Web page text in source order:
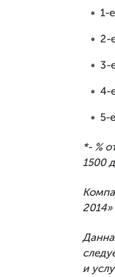
1-
2-
3-
4-
5-
*- %
1500
2014»
и